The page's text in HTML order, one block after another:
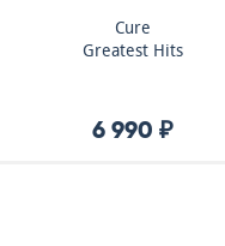
Cure
Greatest Hits
6 990 ₽